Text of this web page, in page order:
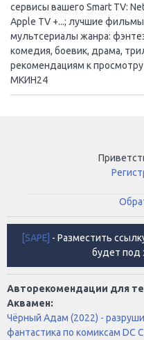
сервисы вашего Smart TV:
Apple TV +...; лучшие
мультсериалы жанра:
комедия, боевик, драма,
рекомендациям к
МКИН24
[SAPE] - Разместить
будет под
Авторекомендации для
Аквамен:
Чёрный Адам (2022) -
фантастика по комиксам DC